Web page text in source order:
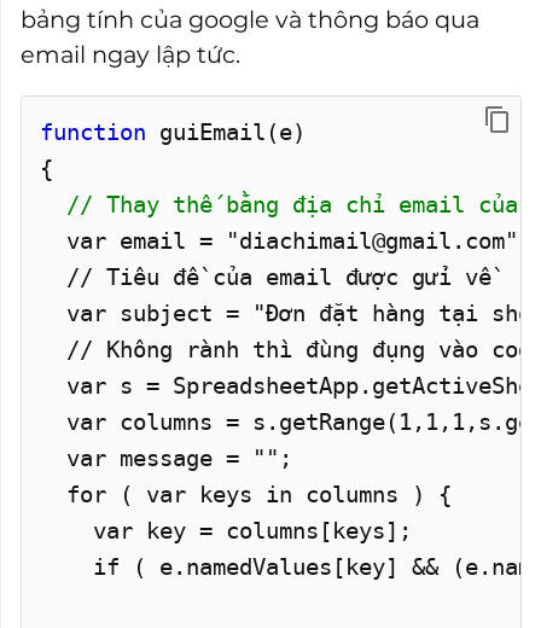
bảng tính của google và thông báo qua
email ngay lập tức.
function guiEmail(e)
{
// Thay thế bằng địa chỉ email của
var email = "diachimail@gmail.com";
// Tiêu đề của email được gửi về
var subject = "Đơn đặt hàng tại shop
// Không rành thì đùng đụng vào
var s =
var columns =
var message = "";
for ( var keys in columns ) {
var key = columns[keys];
if ( e.namedValues[key] &&